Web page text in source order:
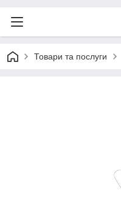
Товари та послуги